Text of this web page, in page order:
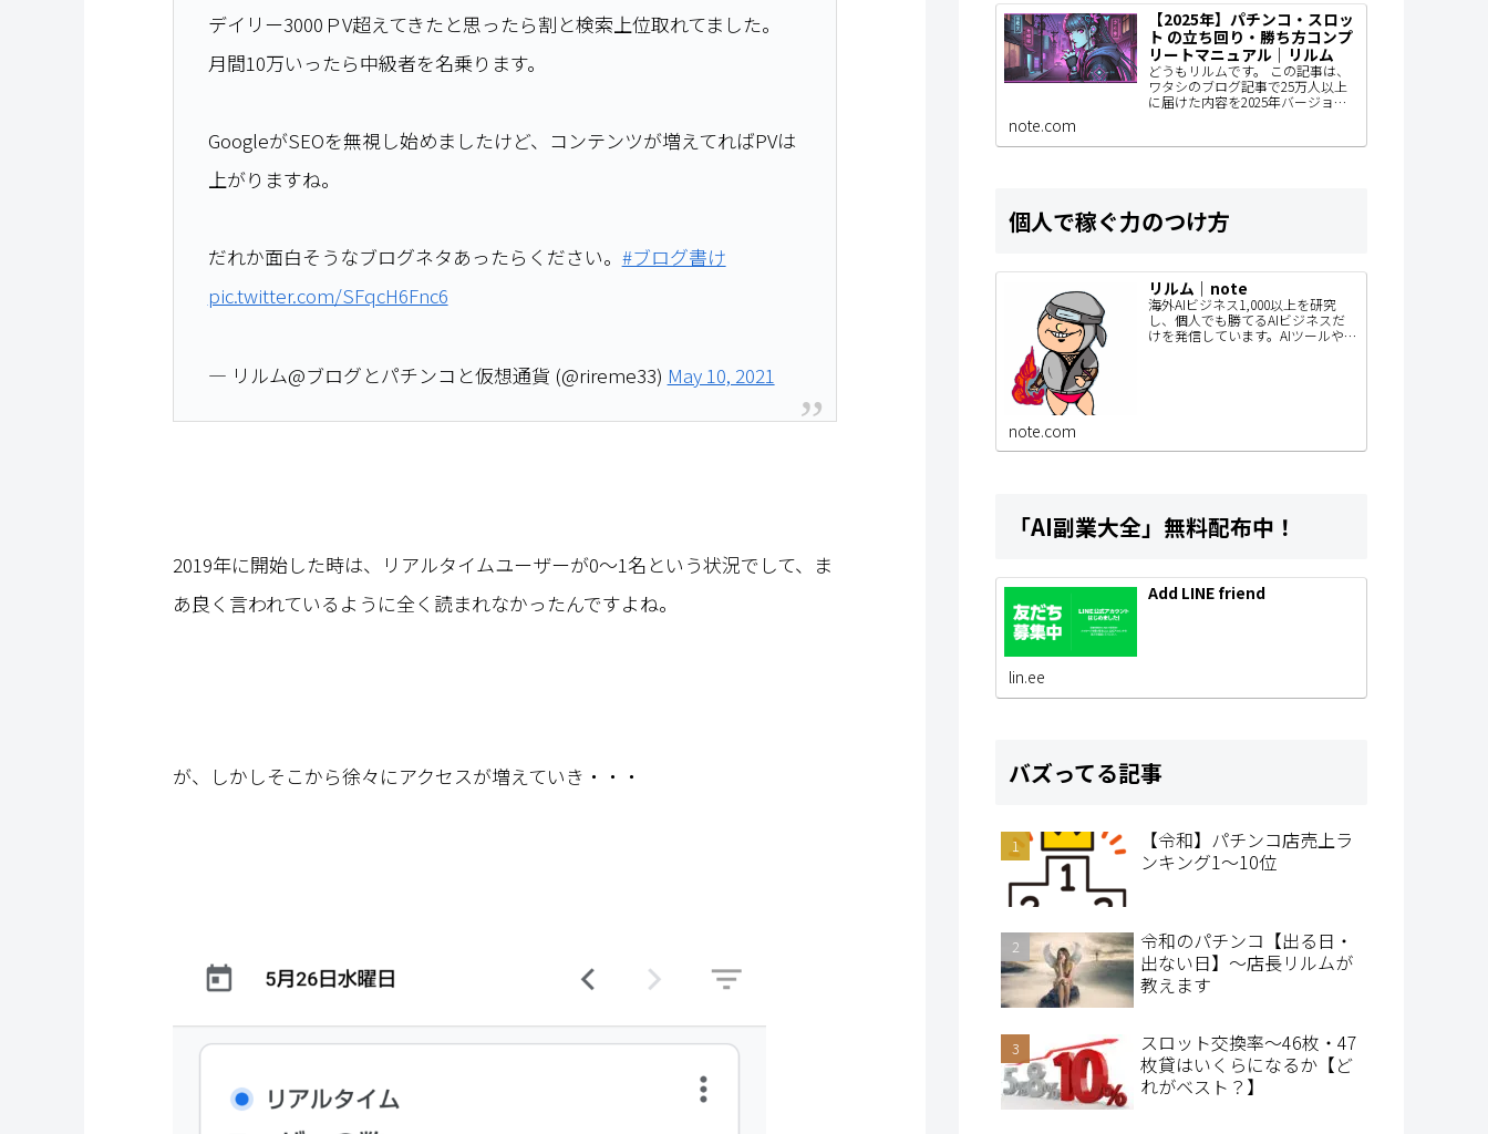
デイリー3000ＰV超えてきたと思ったら割と検索上位取れてました。
月間10万いったら中級者を名乗ります。
GoogleがSEOを無視し始めましたけど、コンテンツが増えてればPVは
上がりますね。
だれか面白そうなブログネタあったらください。 #ブログ書け
pic.twitter.com/SFqcH6Fnc6
— リルム@ブログとパチンコと仮想通貨 (@rireme33) May 10, 2021
2019年に開始した時は、リアルタイムユーザーが0～1名という状況でして、ま
あ良く言われているように全く読まれなかったんですよね。
が、しかしそこから徐々にアクセスが増えていき・・・
【2025年】パチンコ・スロッ
ト の立ち回り・勝ち方コンプ
リートマニュアル｜リルム
どうもリルムです。 この記事は、
ワタシのブログ記事で25万人以上
に届けた内容を2025年バージョン
見てもらいたい。 きっとあなたの
note.com
個人で稼ぐ力のつけ方
リルム｜note
海外AIビジネス1,000以上を研究
し、個人でも勝てるAIビジネスだ
けを発信しています。AIツールや
note.com
「AI副業大全」無料配布中！
Add LINE friend
lin.ee
バズってる記事
【令和】パチンコ店売上ラ
ンキング1～10位
令和のパチンコ【出る日・
出ない日】～店長リルムが
教えます
スロット交換率～46枚・47
枚貸はいくらになるか【ど
れがベスト？】